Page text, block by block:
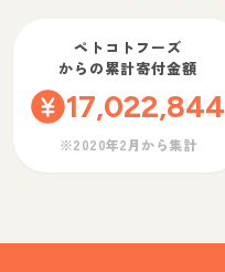
ペトコトフーズ
からの累計寄付金額
17,022,844
※2020年2月から集計